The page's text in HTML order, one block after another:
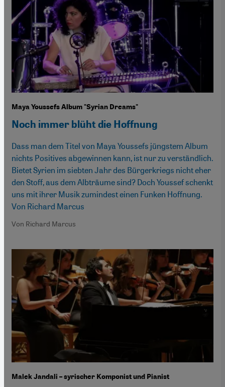
Maya Youssefs Album "Syrian Dreams"
Noch immer blüht die Hoffnung
Dass man dem Titel von Maya Youssefs jüngstem Album
nichts Positives abgewinnen kann, ist nur zu verständlich.
Bietet Syrien im siebten Jahr des Bürgerkriegs nicht eher
den Stoff, aus dem Albträume sind? Doch Youssef schenkt
uns mit ihrer Musik zumindest einen Funken Hoffnung.
Von Richard Marcus
Von Richard Marcus
Malek Jandali – syrischer Komponist und Pianist